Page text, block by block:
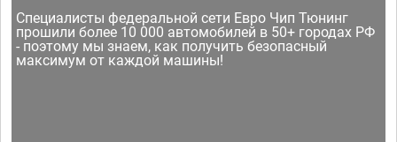
Специалисты федеральной сети Евро Чип Тюнинг
прошили более 10 000 автомобилей в 50+ городах РФ
- поэтому мы знаем, как получить безопасный
максимум от каждой машины!